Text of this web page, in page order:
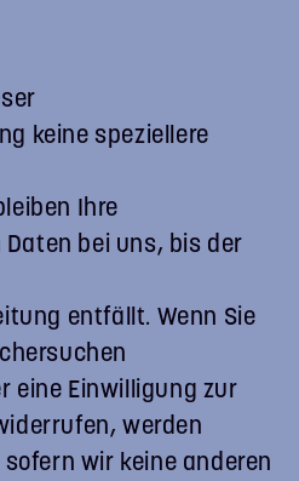
keine speziellere
Ihre
Daten bei uns, bis der
entfällt. Wenn Sie
eine Einwilligung zur
werden
wir keine anderen